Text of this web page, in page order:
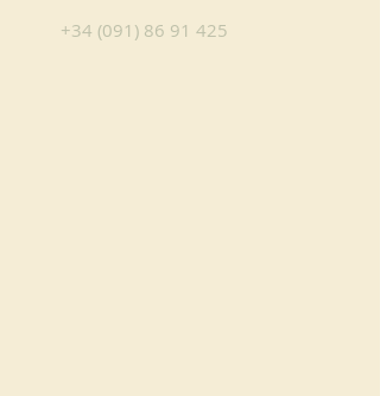
+34 (091) 86 91 425